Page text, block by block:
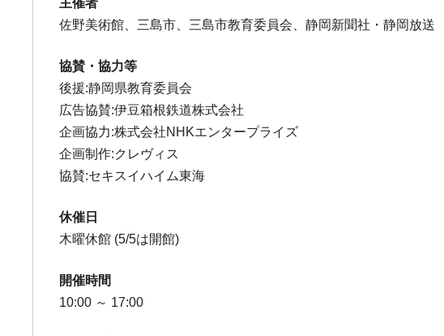
主催者
佐野美術館、三島市、三島市教育委員会、静岡新聞社・静岡放送
協賛・協力等
後援:静岡県教育委員会
広告協賛:伊豆箱根鉄道株式会社
企画協力:株式会社NHKエンタープライズ
企画制作:クレヴィス
協賛:セキスイハイム東海
休催日
木曜休館 (5/5は開館)
開催時間
10:00 ～ 17:00